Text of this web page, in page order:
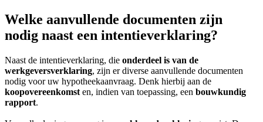
Welke aanvullende documenten zijn
nodig naast een intentieverklaring?
Naast de intentieverklaring, die onderdeel is van de
werkgeversverklaring, zijn er diverse aanvullende documenten
nodig voor uw hypotheekaanvraag. Denk hierbij aan de
koopovereenkomst en, indien van toepassing, een bouwkundig
rapport.